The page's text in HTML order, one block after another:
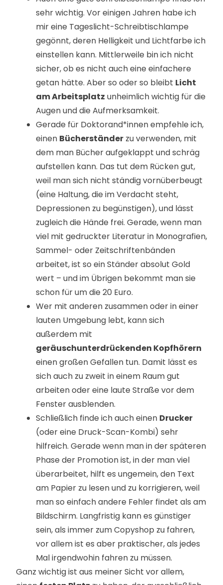
sehr wichtig. Vor einigen Jahren habe ich
mir eine Tageslicht-Schreibtischlampe
gegönnt, deren Helligkeit und Lichtfarbe ich
einstellen kann. Mittlerweile bin ich nicht
sicher, ob es nicht auch eine einfachere
getan hätte. Aber so oder so bleibt Licht
am Arbeitsplatz unheimlich wichtig für die
Augen und die Aufmerksamkeit.
Gerade für Doktorand*innen empfehle ich,
einen Bücherständer zu verwenden, mit
dem man Bücher aufgeklappt und schräg
aufstellen kann. Das tut dem Rücken gut,
weil man sich nicht ständig vornüberbeugt
(eine Haltung, die im Verdacht steht,
Depressionen zu begünstigen), und lässt
zugleich die Hände frei. Gerade, wenn man
viel mit gedruckter Literatur in Monografien,
Sammel- oder Zeitschriftenbänden
arbeitet, ist so ein Ständer absolut Gold
wert – und im Übrigen bekommt man sie
schon für um die 20 Euro.
Wer mit anderen zusammen oder in einer
lauten Umgebung lebt, kann sich
außerdem mit
geräuschunterdrückenden Kopfhörern
einen großen Gefallen tun. Damit lässt es
sich auch zu zweit in einem Raum gut
arbeiten oder eine laute Straße vor dem
Fenster ausblenden.
Schließlich finde ich auch einen Drucker
(oder eine Druck-Scan-Kombi) sehr
hilfreich. Gerade wenn man in der späteren
Phase der Promotion ist, in der man viel
überarbeitet, hilft es ungemein, den Text
am Papier zu lesen und zu korrigieren, weil
man so einfach andere Fehler findet als am
Bildschirm. Langfristig kann es günstiger
sein, als immer zum Copyshop zu fahren,
vor allem ist es aber praktischer, als jedes
Mal irgendwohin fahren zu müssen.
Ganz wichtig ist aus meiner Sicht vor allem,